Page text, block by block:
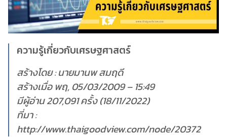
ความรู้เกี่ยวกับเศรษฐศาสตร์
สร้างโดย : นายมานพ สมฤดี
สร้างเมื่อ พฤ, 05/03/2009 – 15:49
มีผู้อ่าน 207,091 ครั้ง (18/11/2022)
ที่มา :
http://www.thaigoodview.com/node/20372